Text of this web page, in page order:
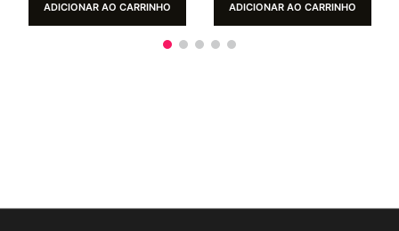
ADICIONAR AO CARRINHO ADICIONAR AO CARRINHO